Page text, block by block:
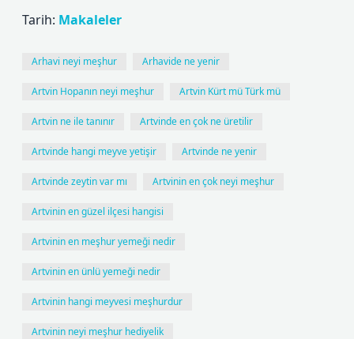
Tarih: Makaleler
Arhavi neyi meşhur Arhavide ne yenir
Artvin Hopanın neyi meşhur Artvin Kürt mü Türk mü
Artvin ne ile tanınır Artvinde en çok ne üretilir
Artvinde hangi meyve yetişir Artvinde ne yenir
Artvinde zeytin var mı Artvinin en çok neyi meşhur
Artvinin en güzel ilçesi hangisi
Artvinin en meşhur yemeği nedir
Artvinin en ünlü yemeği nedir
Artvinin hangi meyvesi meşhurdur
Artvinin neyi meşhur hediyelik